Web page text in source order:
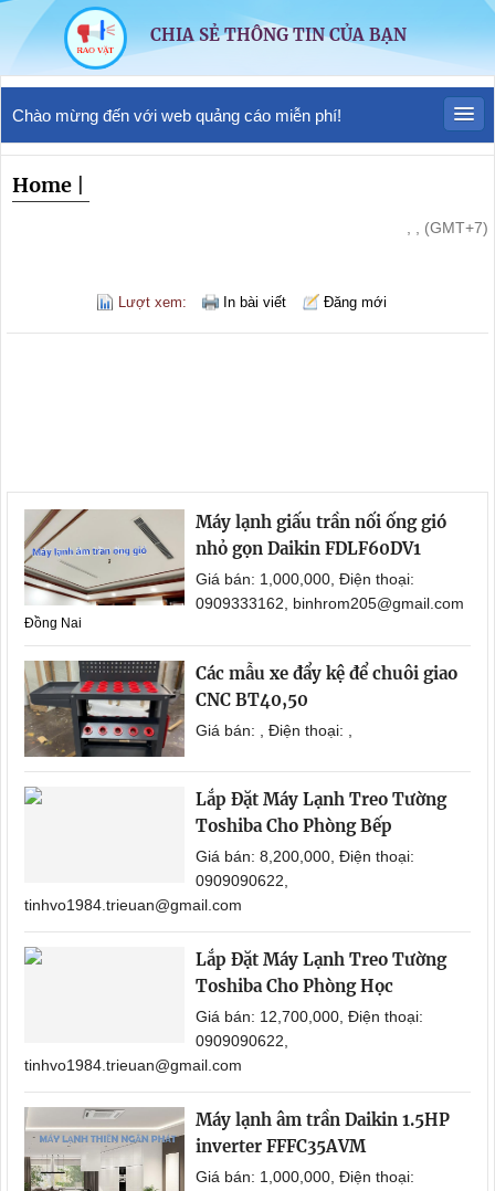
CHIA SẺ THÔNG TIN CỦA BẠN
Chào mừng đến với web quảng cáo miễn phí!
Home
, , (GMT+7)
Lượt xem: In bài viết Đăng mới
Máy lạnh giấu trần nối ống gió
nhỏ gọn Daikin FDLF60DV1
Giá bán: 1,000,000, Điện thoại:
0909333162, binhrom205@gmail.com
Đồng Nai
Các mẫu xe đẩy kệ để chuôi giao
CNC BT40,50
Giá bán: , Điện thoại: ,
Lắp Đặt Máy Lạnh Treo Tường
Toshiba Cho Phòng Bếp
Giá bán: 8,200,000, Điện thoại:
0909090622,
tinhvo1984.trieuan@gmail.com
Lắp Đặt Máy Lạnh Treo Tường
Toshiba Cho Phòng Học
Giá bán: 12,700,000, Điện thoại:
0909090622,
tinhvo1984.trieuan@gmail.com
Máy lạnh âm trần Daikin 1.5HP
inverter FFFC35AVM
Giá bán: 1,000,000, Điện thoại: